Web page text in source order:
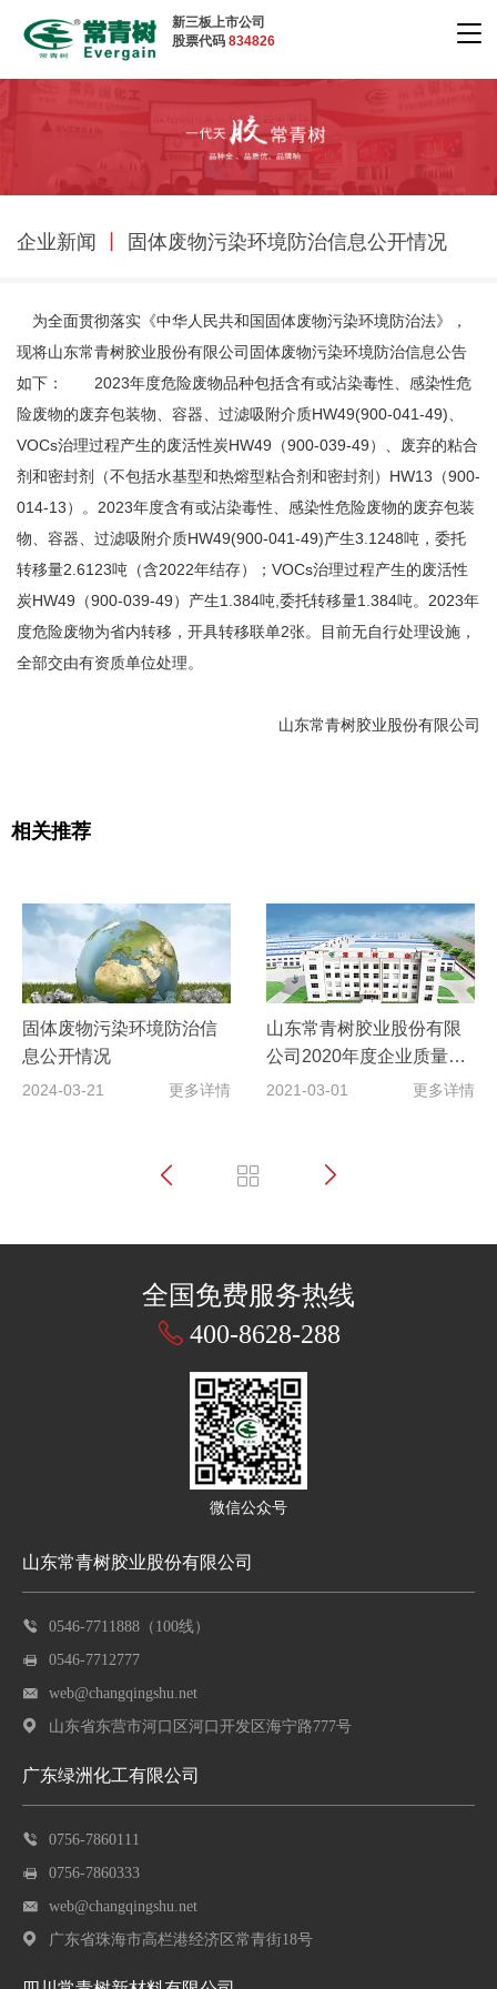
新三板上市公司
股票代码 834826
企业新闻 固体废物污染环境防治信息公开情况
为全面贯彻落实《中华人民共和国固体废物污染环境防治法》，
现将山东常青树胶业股份有限公司固体废物污染环境防治信息公告
如下： 2023年度危险废物品种包括含有或沾染毒性、感染性危
险废物的废弃包装物、容器、过滤吸附介质HW49(900-041-49)、
VOCs治理过程产生的废活性炭HW49（900-039-49）、废弃的粘合
剂和密封剂（不包括水基型和热熔型粘合剂和密封剂）HW13（900-
014-13）。2023年度含有或沾染毒性、感染性危险废物的废弃包装
物、容器、过滤吸附介质HW49(900-041-49)产生3.1248吨，委托
转移量2.6123吨（含2022年结存）；VOCs治理过程产生的废活性
炭HW49（900-039-49）产生1.384吨,委托转移量1.384吨。2023年
度危险废物为省内转移，开具转移联单2张。目前无自行处理设施，
全部交由有资质单位处理。
山东常青树胶业股份有限公司
相关推荐
固体废物污染环境防治信
息公开情况
2024-03-21 更多详情
山东常青树胶业股份有限
公司2020年度企业质量信
用报告
2021-03-01 更多详情
全国免费服务热线
400-8628-288
微信公众号
山东常青树胶业股份有限公司
0546-7711888（100线）
0546-7712777
web@changqingshu.net
山东省东营市河口区河口开发区海宁路777号
广东绿洲化工有限公司
0756-7860111
0756-7860333
web@changqingshu.net
广东省珠海市高栏港经济区常青街18号